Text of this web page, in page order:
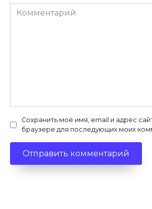
Комментарий
Сохранить моё имя, email и адрес
браузере для последующих моих